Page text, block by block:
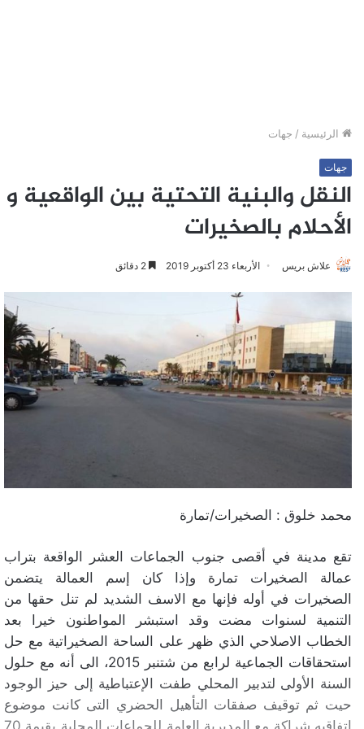
الرئيسية / جهات
جهات
النقل والبنية التحتية بين الواقعية و
الأحلام بالصخيرات
علاش بريس الأربعاء 23 أكتوبر 2019
محمد خلوق : الصخيرات/تمارة
تقع مدينة في أقصى جنوب الجماعات العشر الواقعة بتراب
عمالة الصخيرات تمارة وإذا كان إسم العمالة يتضمن
الصخيرات في أوله فإنها مع الاسف الشديد لم تنل حقها من
التنمية لسنوات مضت وقد استبشر المواطنون خيرا بعد
الخطاب الاصلاحي الذي ظهر على الساحة الصخيراتية مع حل
استحقاقات الجماعية لرابع من شتنبر 2015، الى أنه مع حلول
السنة الأولى لتدبير المحلي طفت الإعتباطية إلى حيز الوجود
حيت ثم توقيف صفقات التأهيل الحضري التى كانت موضوع